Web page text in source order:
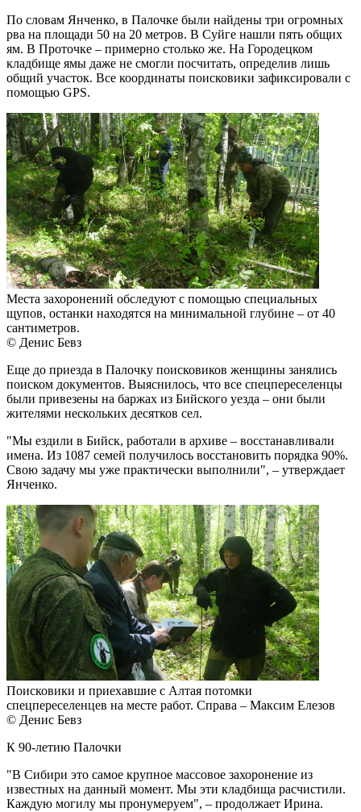
По словам Янченко, в Палочке были найдены три огромных
рва на площади 50 на 20 метров. В Суйге нашли пять общих
ям. В Проточке – примерно столько же. На Городецком
кладбище ямы даже не смогли посчитать, определив лишь
общий участок. Все координаты поисковики зафиксировали с
помощью GPS.
Места захоронений обследуют с помощью специальных
щупов, останки находятся на минимальной глубине – от 40
сантиметров.
© Денис Бевз
Еще до приезда в Палочку поисковиков женщины занялись
поиском документов. Выяснилось, что все спецпереселенцы
были привезены на баржах из Бийского уезда – они были
жителями нескольких десятков сел.
"Мы ездили в Бийск, работали в архиве – восстанавливали
имена. Из 1087 семей получилось восстановить порядка 90%.
Свою задачу мы уже практически выполнили", – утверждает
Янченко.
Поисковики и приехавшие с Алтая потомки
спецпереселенцев на месте работ. Справа – Максим Елезов
© Денис Бевз
К 90-летию Палочки
"В Сибири это самое крупное массовое захоронение из
известных на данный момент. Мы эти кладбища расчистили.
Каждую могилу мы пронумеруем", – продолжает Ирина.